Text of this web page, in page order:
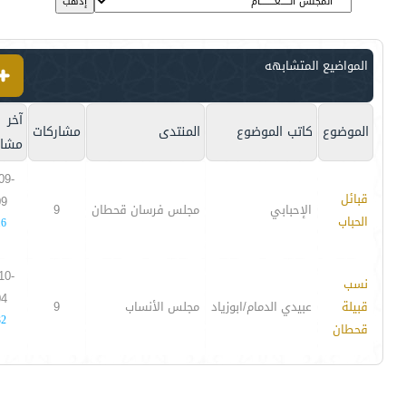
المواضيع المتشابهه
الموضوع كاتب الموضوع المنتدى مشاركات آخر
قبائل
الحباب
الإحبابي مجلس فرسان قحطان 9
نسب
قبيلة
قحطان
عبيدي الدمام/ابوزياد مجلس الأنساب 9